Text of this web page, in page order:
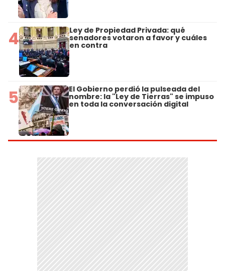
4 Ley de Propiedad Privada: qué
senadores votaron a favor y cuáles
en contra
5 El Gobierno perdió la pulseada del
nombre: la "Ley de Tierras" se impuso
en toda la conversación digital